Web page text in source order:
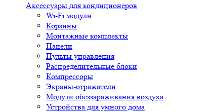
Аксессуары для кондиционеров
Wi-Fi модули
Корзины
Монтажные комплекты
Панели
Пульты управления
Распределительные блоки
Компрессоры
Экраны-отражатели
Модули обеззараживания воздуха
Устройства для умного дома